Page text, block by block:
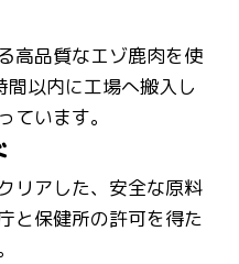
高品質なエゾ鹿肉を使
以内に工場へ搬入し
ています。
リアした、安全な原料
と保健所の許可を得た